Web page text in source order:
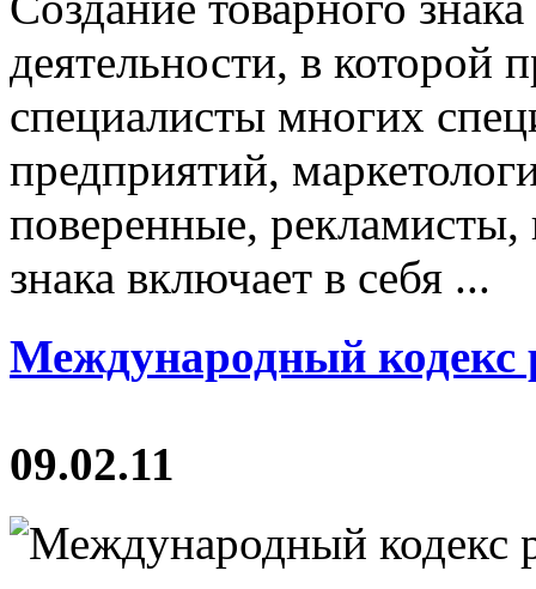
деятельности, в которой
специалисты многих
предприятий,
поверенные,
знака включает в себя ...
Международный кодекс
09.02.11